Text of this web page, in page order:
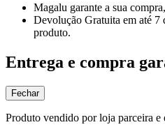
Magalu garante a sua
Devolução Gratuita em até 7
produto.
Entrega e compra
Fechar
Produto vendido por loja parceira e